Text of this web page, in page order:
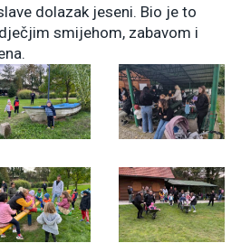
dolazak jeseni. Bio je to
smijehom, zabavom i